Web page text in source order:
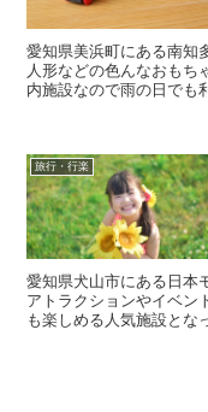
愛知県美浜町にある南知
人形などの色んなおもち
内施設なので雨の日でも
旅行・行楽
愛知県犬山市にある日本
アトラクションやイベン
も楽しめる人気施設となっています。 そんな